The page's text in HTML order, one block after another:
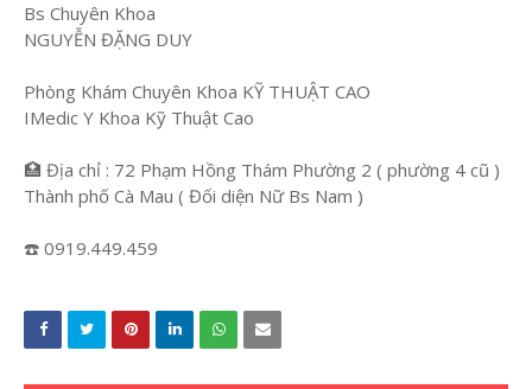
Bs Chuyên Khoa
NGUYỄN ĐẶNG DUY
Phòng Khám Chuyên Khoa KỸ THUẬT CAO
IMedic Y Khoa Kỹ Thuật Cao
🏥 Địa chỉ : 72 Phạm Hồng Thám Phường 2 ( phường 4 cũ )
Thành phố Cà Mau ( Đối diện Nữ Bs Nam )
☎️ 0919.449.459